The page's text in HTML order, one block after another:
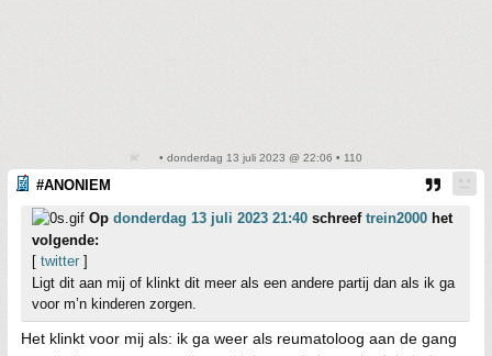
• donderdag 13 juli 2023 @ 22:06 • 110
#ANONIEM
Op donderdag 13 juli 2023 21:40 schreef trein2000 het
volgende:
[ twitter ]
Ligt dit aan mij of klinkt dit meer als een andere partij dan als ik ga
voor m’n kinderen zorgen.
Het klinkt voor mij als: ik ga weer als reumatoloog aan de gang